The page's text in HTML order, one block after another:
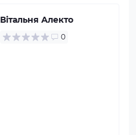
Вітальня Алекто
0